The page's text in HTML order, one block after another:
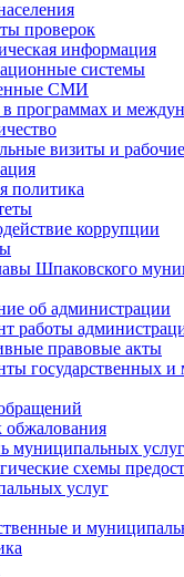
проверок
информация
системы
СМИ
в программах и
визиты и
политика
коррупции
Шпаковского
об администрации
работы
правовые акты
государственных
обжалования
муниципальных услуг
схемы
услуг
и